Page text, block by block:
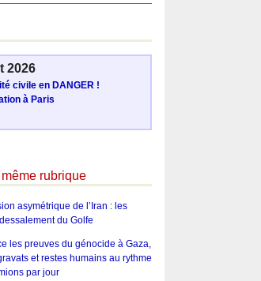
2026
civile en DANGER !
à Paris
rubrique
asymétrique de l’Iran : les
du Golfe
les preuves du génocide à Gaza,
et restes humains au rythme
par jour